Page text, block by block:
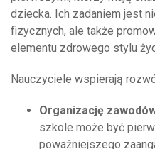
dziecka. Ich zadaniem jest
fizycznych, ale także
elementu zdrowego stylu
Nauczyciele wspierają
Organizację
szkole może być
poważniejszego